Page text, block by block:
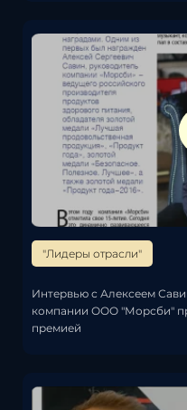
"Лидеры отрасли"
Интервью с Алексеем
компании ООО "Морсби"
премией